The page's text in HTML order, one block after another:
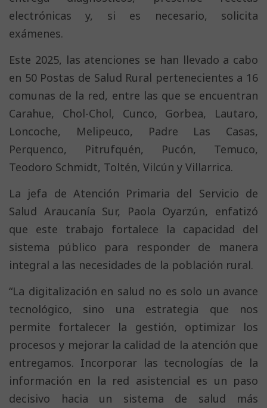
electrónicas y, si es necesario, solicita
exámenes.
Este 2025, las atenciones se han llevado a cabo
en 50 Postas de Salud Rural pertenecientes a 16
comunas de la red, entre las que se encuentran
Carahue, Chol-Chol, Cunco, Gorbea, Lautaro,
Loncoche, Melipeuco, Padre Las Casas,
Perquenco, Pitrufquén, Pucón, Temuco,
Teodoro Schmidt, Toltén, Vilcún y Villarrica.
La jefa de Atención Primaria del Servicio de
Salud Araucanía Sur, Paola Oyarzún, enfatizó
que este trabajo fortalece la capacidad del
sistema público para responder de manera
integral a las necesidades de la población rural.
“La digitalización en salud no es solo un avance
tecnológico, sino una estrategia que nos
permite fortalecer la gestión, optimizar los
procesos y mejorar la calidad de la atención que
entregamos. Incorporar las tecnologías de la
información en la red asistencial es un paso
decisivo hacia un sistema de salud más